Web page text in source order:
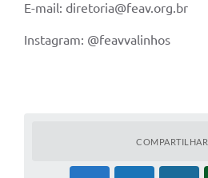
E-mail: diretoria@feav.org.br
Instagram: @feavvalinhos
COMPARTILHAR